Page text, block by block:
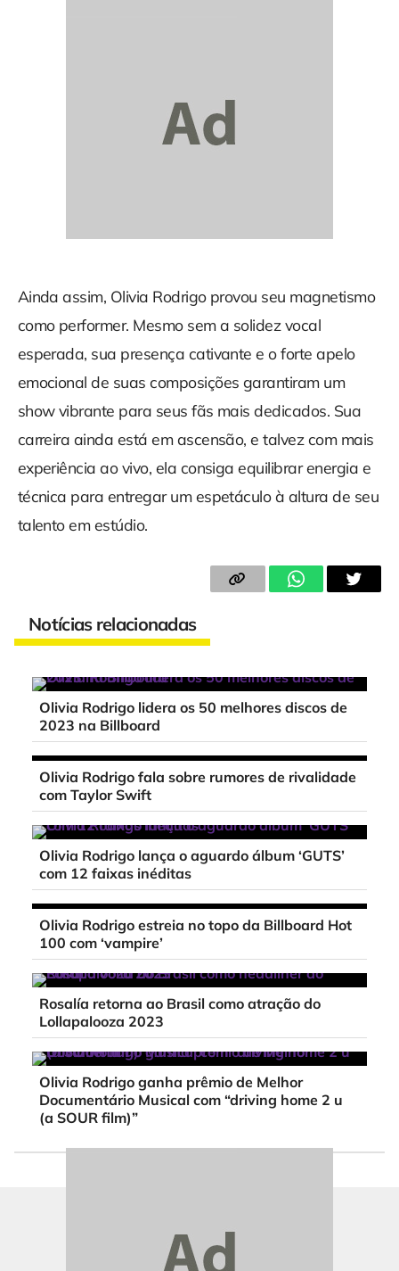
Ainda assim, Olivia Rodrigo provou seu magnetismo
como performer. Mesmo sem a solidez vocal
esperada, sua presença cativante e o forte apelo
emocional de suas composições garantiram um
show vibrante para seus fãs mais dedicados. Sua
carreira ainda está em ascensão, e talvez com mais
experiência ao vivo, ela consiga equilibrar energia e
técnica para entregar um espetáculo à altura de seu
talento em estúdio.
Notícias relacionadas
Olivia Rodrigo lidera os 50 melhores discos de
2023 na Billboard
Olivia Rodrigo fala sobre rumores de rivalidade
com Taylor Swift
Olivia Rodrigo lança o aguardo álbum ‘GUTS’
com 12 faixas inéditas
Olivia Rodrigo estreia no topo da Billboard Hot
100 com ‘vampire’
Rosalía retorna ao Brasil como atração do
Lollapalooza 2023
Olivia Rodrigo ganha prêmio de Melhor
Documentário Musical com “driving home 2 u
(a SOUR film)”